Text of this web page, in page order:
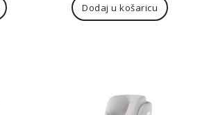
Dodaj u košaricu